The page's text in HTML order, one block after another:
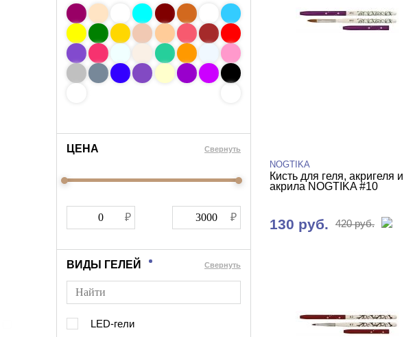
ЦЕНА Cвернуть
ВИДЫ ГЕЛЕЙ Cвернуть
LED-гели
NOGTIKA
Кисть для геля, акригеля и
акрила NOGTIKA #10
130 руб. 420 руб.